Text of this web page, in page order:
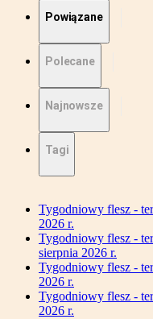
Powiązane
Polecane
Najnowsze
Tagi
Tygodniowy flesz -
2026 r.
Tygodniowy flesz -
sierpnia 2026 r.
Tygodniowy flesz -
2026 r.
Tygodniowy flesz -
2026 r.